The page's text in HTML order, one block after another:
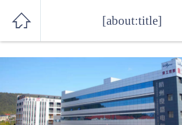
实
产
 [about:title]